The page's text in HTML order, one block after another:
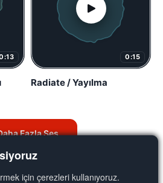
için çerezleri kullanıyoruz.
0:15
Radiate / Yayılma
Fazla Ses